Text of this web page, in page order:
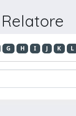
G H I J K L